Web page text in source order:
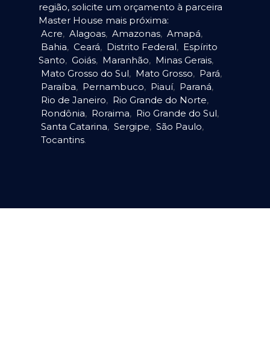
região, solicite um orçamento à parceira
Master House mais próxima:
Acre, Alagoas, Amazonas, Amapá,
Bahia, Ceará, Distrito Federal, Espírito
Santo, Goiás, Maranhão, Minas Gerais,
Mato Grosso do Sul, Mato Grosso, Pará,
Paraíba, Pernambuco, Piauí, Paraná,
Rio de Janeiro, Rio Grande do Norte,
Rondônia, Roraima, Rio Grande do Sul,
Santa Catarina, Sergipe, São Paulo,
Tocantins.